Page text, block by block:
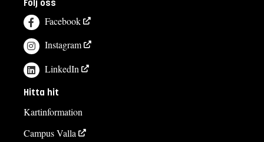
Följ oss
Facebook
Instagram
LinkedIn
Hitta hit
Kartinformation
Campus Valla